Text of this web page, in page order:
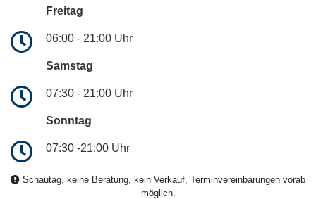
Freitag
06:00 - 21:00 Uhr
Samstag
07:30 - 21:00 Uhr
Sonntag
07:30 -21:00 Uhr
Schautag, keine Beratung, kein Verkauf, Terminvereinbarungen vorab
möglich.